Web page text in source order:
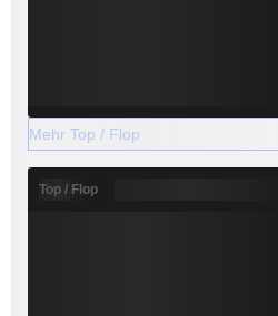
Mrd. 172 Mrd. 175 Mrd.
5.64 Mrd.
Mehr Top / Flop
Top / Flop